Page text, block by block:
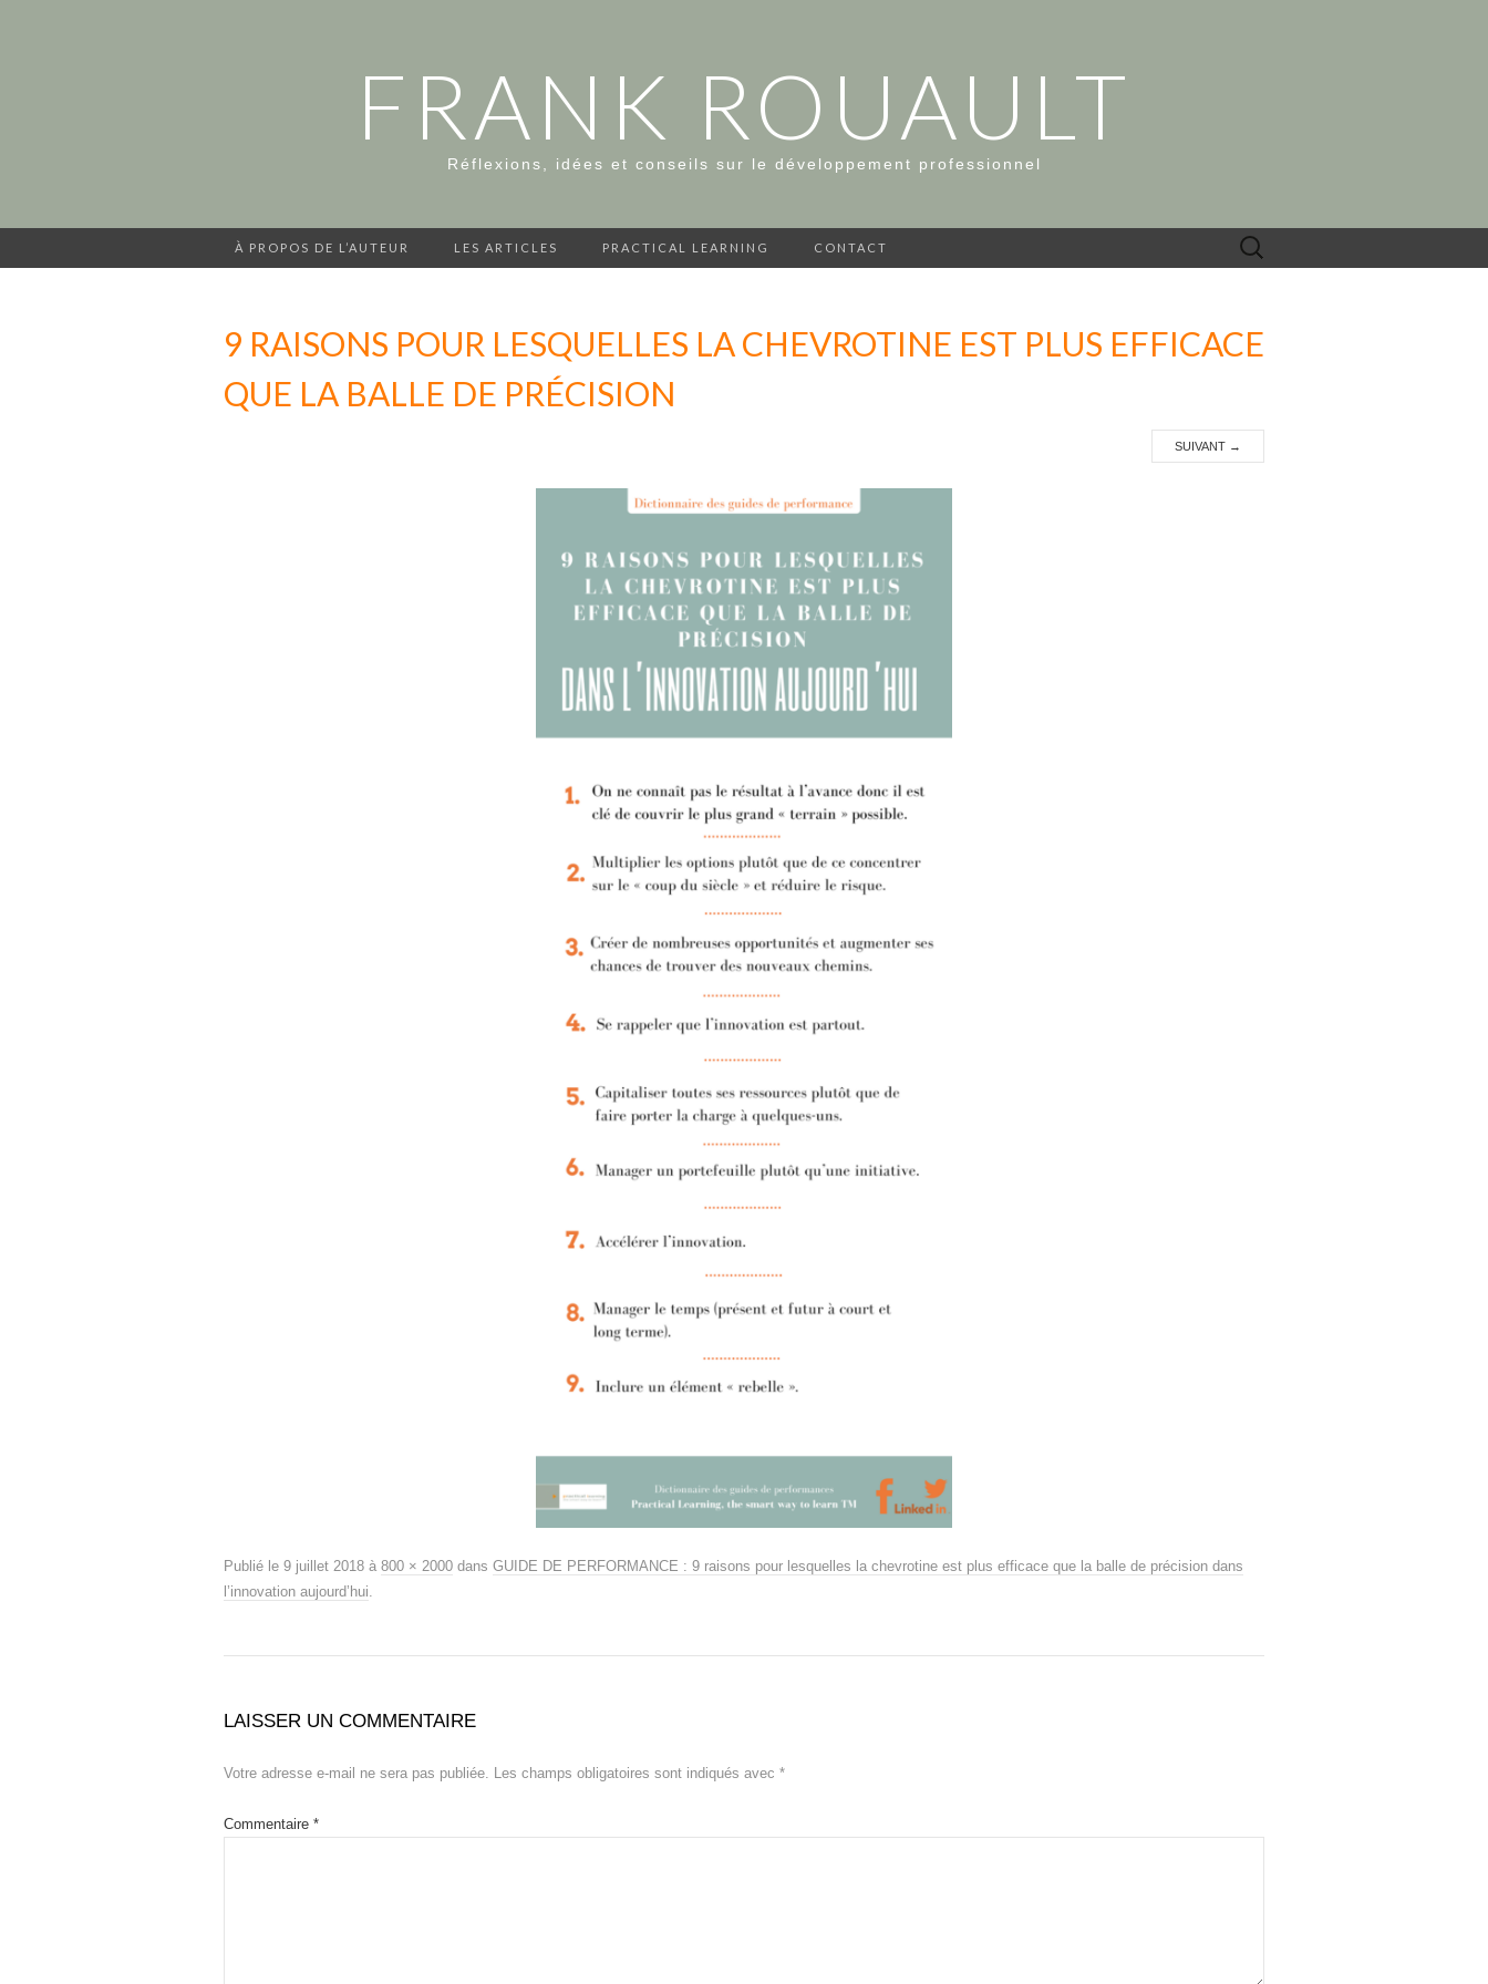
FRANK ROUAULT
Réflexions, idées et conseils sur le développement professionnel
À PROPOS DE L’AUTEUR LES ARTICLES PRACTICAL LEARNING CONTACT Rechercher :
9 RAISONS POUR LESQUELLES LA CHEVROTINE EST PLUS EFFICACE
QUE LA BALLE DE PRÉCISION
SUIVANT →
Publié le 9 juillet 2018 à 800 × 2000 dans GUIDE DE PERFORMANCE : 9 raisons pour lesquelles la chevrotine est plus efficace que la balle de précision dans
l’innovation aujourd’hui.
LAISSER UN COMMENTAIRE
Votre adresse e-mail ne sera pas publiée. Les champs obligatoires sont indiqués avec *
Commentaire *